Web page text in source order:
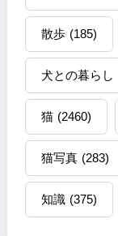
散歩 (185)
犬との暮らし
猫 (2460)
猫写真 (283)
知識 (375)